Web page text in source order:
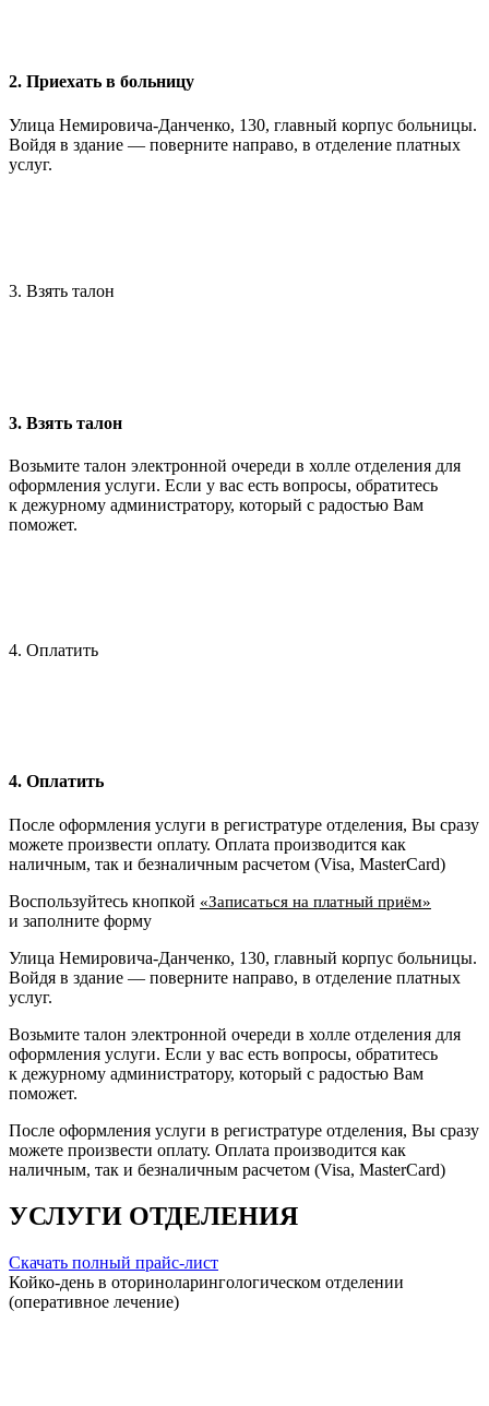
2. Приехать в больницу
Улица Немировича-Данченко, 130, главный корпус больницы.
Войдя в здание — поверните направо, в отделение платных
услуг.
3. Взять талон
3. Взять талон
Возьмите талон электронной очереди в холле отделения для
оформления услуги. Если у вас есть вопросы, обратитесь
к дежурному администратору, который с радостью Вам
поможет.
4. Оплатить
4. Оплатить
После оформления услуги в регистратуре отделения, Вы сразу
можете произвести оплату. Оплата производится как
наличным, так и безналичным расчетом (Visa, MasterCard)
Воспользуйтесь кнопкой «Записаться на платный приём»
и заполните форму
Улица Немировича-Данченко, 130, главный корпус больницы.
Войдя в здание — поверните направо, в отделение платных
услуг.
Возьмите талон электронной очереди в холле отделения для
оформления услуги. Если у вас есть вопросы, обратитесь
к дежурному администратору, который с радостью Вам
поможет.
После оформления услуги в регистратуре отделения, Вы сразу
можете произвести оплату. Оплата производится как
наличным, так и безналичным расчетом (Visa, MasterCard)
УСЛУГИ ОТДЕЛЕНИЯ
Скачать полный прайс-лист
Койко-день в оториноларингологическом отделении
(оперативное лечение)